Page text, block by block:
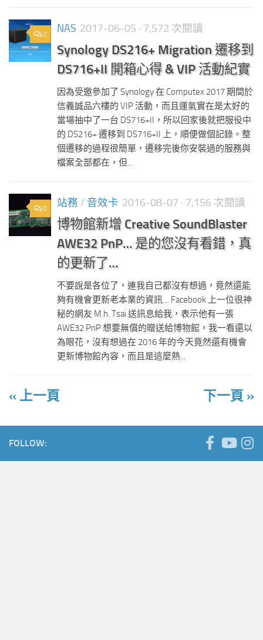
2 NAS 2017-06-05 · 7,572 次閱讀
Synology DS216+ Migration 遷移到
DS716+II 開箱心得 & VIP 活動紀實
因為受邀參加了 Synology 在 Computex 2017 期間於
信義誠品六樓的 VIP 活動，而且運氣實在是太好的
當場抽中了一台 DS716+II，所以回家後就把服役中
的 DS216+ 遷移到 DS716+II 上，順便做個記錄。整
個遷移的過程很簡單，遷移完後你安裝過的服務與
檔案全部都在，但...
0 站務 / 音效卡 2016-08-07 · 7,156 次閱讀
博物館新增 Creative SoundBlaster
AWE32 PnP… 是的您沒有看錯，真
的更新了…
不要說是各位了，連我自己都沒有想過，竟然還能
夠有機會更新老本業的資訊… Facebook 上一位很神
秘的網友 M.h. Tsai 送訊息給我，表示他有一張
AWE32 PnP 想要無償的贈送給博物館，我一看還以
為眼花，沒有想過在 2016 年的今天竟然還有機會
更新博物館內容，而且是這麼熱...
« 上一頁 下一頁 »
FOLLOW: